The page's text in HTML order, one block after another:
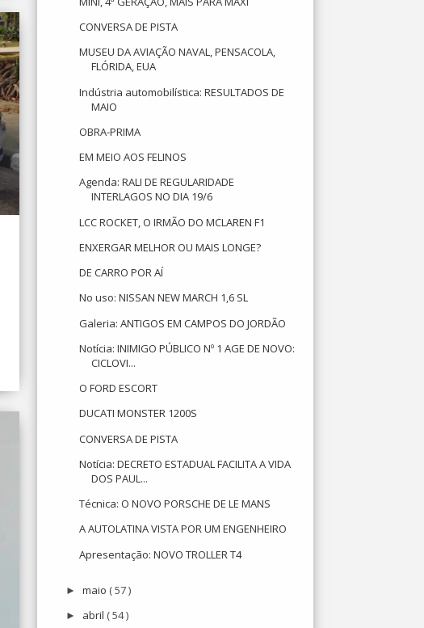
CONVERSA DE PISTA
MUSEU DA AVIAÇÃO NAVAL, PENSACOLA,
FLÓRIDA, EUA
Indústria automobilística: RESULTADOS DE
MAIO
OBRA-PRIMA
EM MEIO AOS FELINOS
Agenda: RALI DE REGULARIDADE
INTERLAGOS NO DIA 19/6
LCC ROCKET, O IRMÃO DO MCLAREN F1
ENXERGAR MELHOR OU MAIS LONGE?
DE CARRO POR AÍ
No uso: NISSAN NEW MARCH 1,6 SL
Galeria: ANTIGOS EM CAMPOS DO JORDÃO
Notícia: INIMIGO PÚBLICO Nº 1 AGE DE NOVO:
CICLOVI...
O FORD ESCORT
DUCATI MONSTER 1200S
CONVERSA DE PISTA
Notícia: DECRETO ESTADUAL FACILITA A VIDA
DOS PAUL...
Técnica: O NOVO PORSCHE DE LE MANS
A AUTOLATINA VISTA POR UM ENGENHEIRO
Apresentação: NOVO TROLLER T4
►maio ( 57 )
► abril ( 54 )